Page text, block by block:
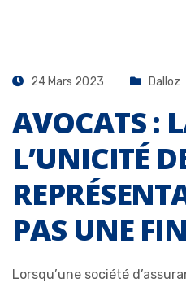
24 Mars 2023 Dalloz
AVOCATS :
L’UNICITÉ
PAS UNE
Lorsqu’une société